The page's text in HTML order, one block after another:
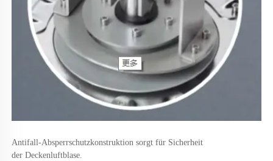
Antifall-Absperrschutzkonstruktion sorgt für Sicherheit
der Deckenluftblase.